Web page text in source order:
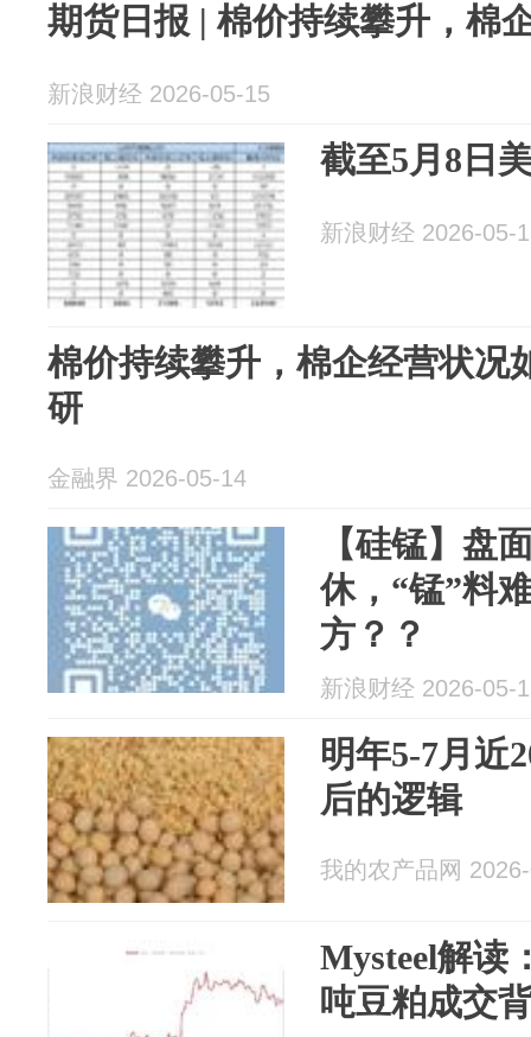
期货日报 | 棉价持续攀升，棉
新浪财经 2026-05-15
截至5月8日
新浪财经 2026-05-
棉价持续攀升，棉企经营状况
研
金融界 2026-05-14
【硅锰】盘
休，“锰”料
方？？
新浪财经 2026-05-
明年5-7月近
后的逻辑
我的农产品网
Mysteel解读
吨豆粕成交